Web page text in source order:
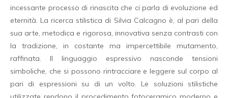
incessante processo di rinascita che ci parla di evoluzione ed
eternità. La ricerca stilistica di Silvia Calcagno è, al pari della
sua arte, metodica e rigorosa, innovativa senza contrasti con
la tradizione, in costante ma impercettibile mutamento,
raffinata. Il linguaggio espressivo nasconde tensioni
simboliche, che si possono rintracciare e leggere sul corpo al
pari di espressioni su di un volto. Le soluzioni stilistiche